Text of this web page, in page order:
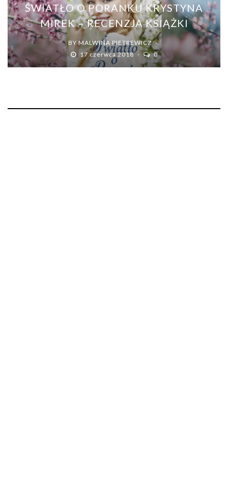
ŚWIATŁO O PORANKU KRYSTYNA
MIREK – RECENZJA KSIĄŻKI
BYMALWINA PIETREWICZ
17 czerwca 2018
0